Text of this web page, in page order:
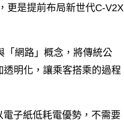
更是提前布局新世代C-V2X
「網路」概念，將傳統公
明化，讓乘客搭乘的過程
子紙低耗電優勢，不需要